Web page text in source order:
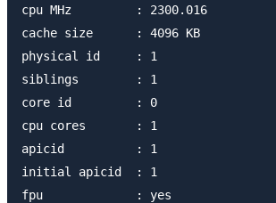
cpu MHz		: 2300.016
cache size	: 4096 KB
physical id	: 1
siblings	: 1
core id		: 0
cpu cores	: 1
apicid		: 1
initial apicid	: 1
fpu		: yes